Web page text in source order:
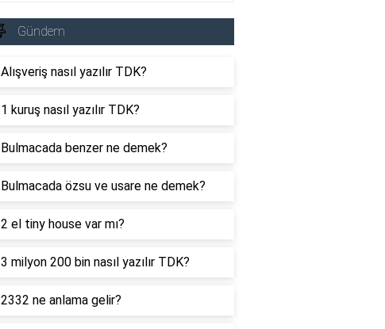
Gündem
Alışveriş nasıl yazılır TDK?
1 kuruş nasıl yazılır TDK?
Bulmacada benzer ne demek?
Bulmacada özsu ve usare ne demek?
2 el tiny house var mı?
3 milyon 200 bin nasıl yazılır TDK?
2332 ne anlama gelir?